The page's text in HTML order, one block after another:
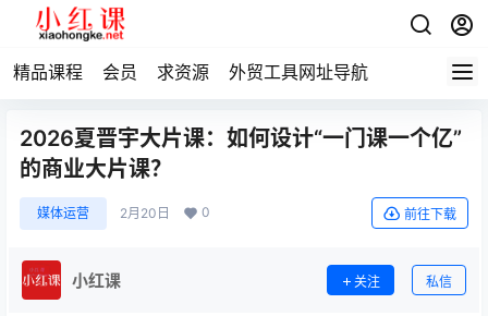
精品课程 会员 求资源 外贸工具网址导航
2026夏晋宇大片课：如何设计“一门课一个亿”
的商业大片课？
媒体运营 2月20日 0 前往下载
小红课 关注 私信